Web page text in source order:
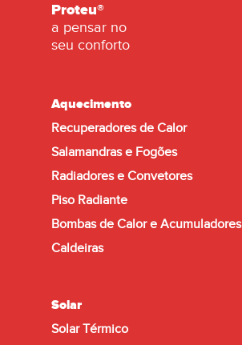
Proteu®
a pensar no
seu conforto
Aquecimento
Recuperadores de Calor
Salamandras e Fogões
Radiadores e Convetores
Piso Radiante
Bombas de Calor e Acumuladores
Caldeiras
Solar
Solar Térmico